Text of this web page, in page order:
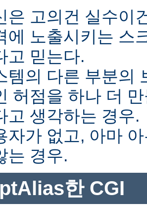
은 고의건 실수이
에 노출시키는 스
고 믿는다.
템의 다른 부분의
허점을 하나 더
고 생각하는 경우.
자가 없고, 아마
는 경우.
한 CGI